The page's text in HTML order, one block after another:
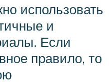
использовать
и
Если
правило, то